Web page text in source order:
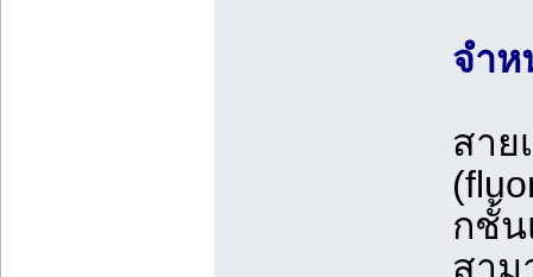
จำห
สาย
กชั้น
สาม